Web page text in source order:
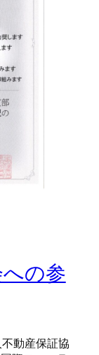
の参
動産保証協